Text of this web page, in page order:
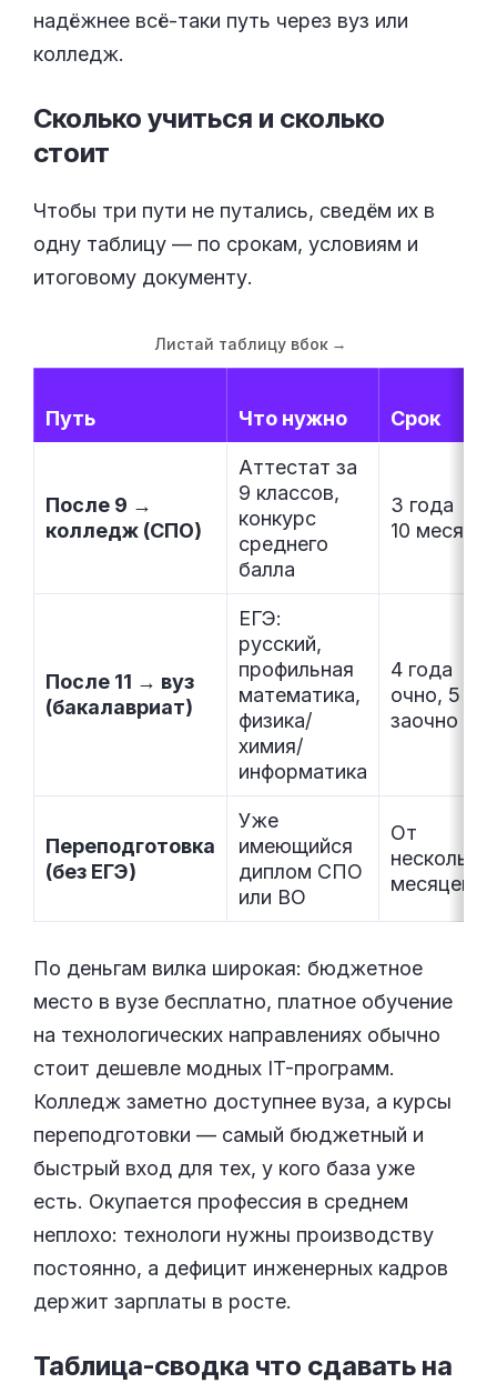
надёжнее всё-таки путь через вуз или
колледж.
Сколько учиться и сколько
стоит
Чтобы три пути не путались, сведём их в
одну таблицу — по срокам, условиям и
итоговому документу.
Листай таблицу вбок →
Путь Что нужно Срок
После 9 →
колледж (СПО)
Аттестат за
9 классов,
конкурс
среднего
балла
3 года
10 месяцев
После 11 → вуз
(бакалавриат)
ЕГЭ:
русский,
профильная
математика,
физика/
химия/
информатика
4 года
очно, 5
заочно
Переподготовка
(без ЕГЭ)
Уже
имеющийся
диплом СПО
или ВО
От
месяцев
По деньгам вилка широкая: бюджетное
место в вузе бесплатно, платное обучение
на технологических направлениях обычно
стоит дешевле модных IT-программ.
Колледж заметно доступнее вуза, а курсы
переподготовки — самый бюджетный и
быстрый вход для тех, у кого база уже
есть. Окупается профессия в среднем
неплохо: технологи нужны производству
постоянно, а дефицит инженерных кадров
держит зарплаты в росте.
Таблица-сводка что сдавать на